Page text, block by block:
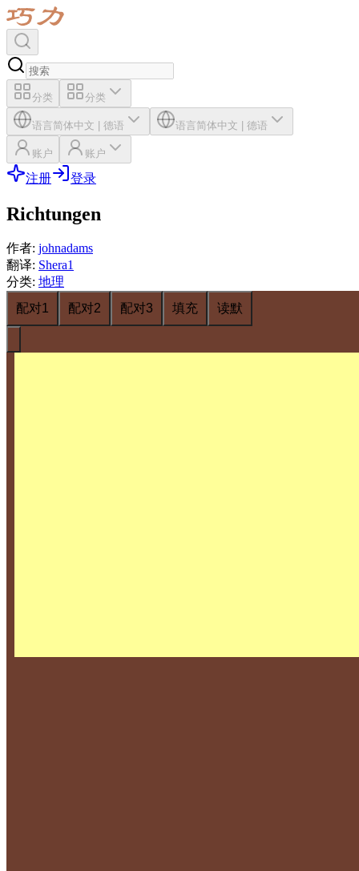
分类 分类
语言简体中文 | 德语 语言简体中文 | 德语
账户 账户
注册 登录
Richtungen
作者: johnadams
翻译: Shera1
分类: 地理
配对1
配对2 配对3 填充 读默